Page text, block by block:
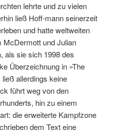
lehrte und zu vielen
ließ Hoff-mann seinerzeit
und hatte weltweiten
McDermott und Julian
als sie sich 1998 des
Überzeichnung in »The
allerdings keine
führt weg von den
hin zu einem
die erweiterte Kampfzone
dem Text eine